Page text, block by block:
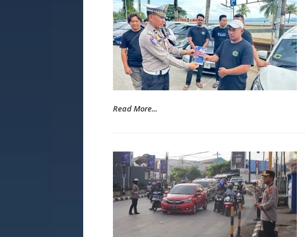
Read More...